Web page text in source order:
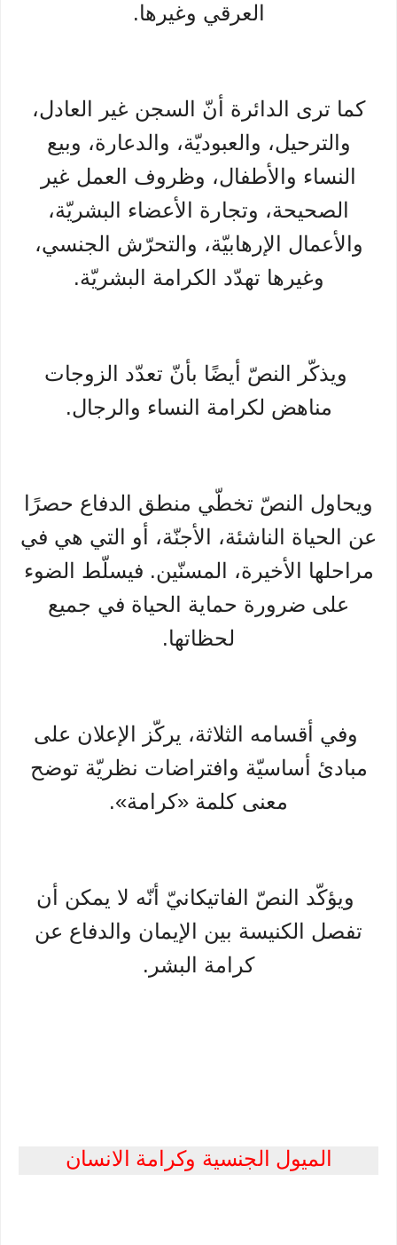
العرقي وغيرها.
كما ترى الدائرة أنّ السجن غير العادل،
والترحيل، والعبوديّة، والدعارة، وبيع
النساء والأطفال، وظروف العمل غير
الصحيحة، وتجارة الأعضاء البشريّة،
والأعمال الإرهابيّة، والتحرّش الجنسي،
وغيرها تهدّد الكرامة البشريّة.
ويذكّر النصّ أيضًا بأنّ تعدّد الزوجات
مناهض لكرامة النساء والرجال.
ويحاول النصّ تخطّي منطق الدفاع حصرًا
عن الحياة الناشئة، الأجنّة، أو التي هي في
مراحلها الأخيرة، المسنّين. فيسلّط الضوء
على ضرورة حماية الحياة في جميع
لحظاتها.
وفي أقسامه الثلاثة، يركّز الإعلان على
مبادئ أساسيّة وافتراضات نظريّة توضح
معنى كلمة «كرامة».
ويؤكّد النصّ الفاتيكانيّ أنّه لا يمكن أن
تفصل الكنيسة بين الإيمان والدفاع عن
كرامة البشر.
الميول الجنسية وكرامة الانسان